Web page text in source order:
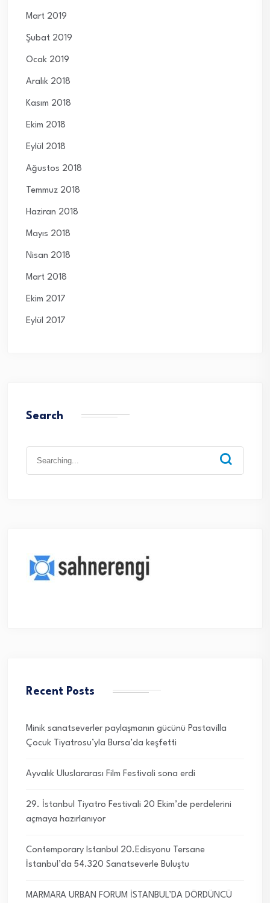
Mart 2019
Şubat 2019
Ocak 2019
Aralık 2018
Kasım 2018
Ekim 2018
Eylül 2018
Ağustos 2018
Temmuz 2018
Haziran 2018
Mayıs 2018
Nisan 2018
Mart 2018
Ekim 2017
Eylül 2017
Search
Recent Posts
Minik sanatseverler paylaşmanın gücünü Pastavilla
Çocuk Tiyatrosu’yla Bursa’da keşfetti
Ayvalık Uluslararası Film Festivali sona erdi
29. İstanbul Tiyatro Festivali 20 Ekim’de perdelerini
açmaya hazırlanıyor
Contemporary Istanbul 20.Edisyonu Tersane
İstanbul’da 54.320 Sanatseverle Buluştu
MARMARA URBAN FORUM İSTANBUL’DA DÖRDÜNCÜ